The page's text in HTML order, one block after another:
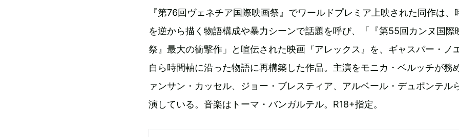
『第76回ヴェネチア国際映画祭』でワールドプレミア上映された同作は、
を逆から描く物語構成や暴力シーンで話題を呼び、「『第55回カンヌ国際
祭』最大の衝撃作」と喧伝された映画『アレックス』を、ギャスパー・ノ
自ら時間軸に沿った物語に再構築した作品。主演をモニカ・ベルッチが務
ァンサン・カッセル、ジョー・ブレスティア、アルベール・デュポンテル
演している。音楽はトーマ・バンガルテル。R18+指定。